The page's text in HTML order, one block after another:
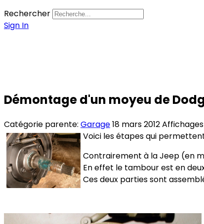
Rechercher
Sign In
Démontage d'un moyeu de
Catégorie parente: Garage18 mars 2012Affichages
Voici les étapes qui
Contrairement à la Jeep (en
En effet le tambour est en
Ces deux parties sont